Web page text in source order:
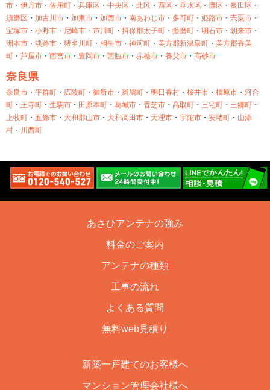
市 ・ 伊丹市 ・ 佐用町 ・ 兵庫区 ・ 中央区 ・ 北区 ・ 西区 ・ 垂水区 ・ 灘区 ・ 長田区 ・
須磨区 ・ 加古川市 ・ 加東市 ・ 加西市 ・ 南あわじ市 ・ 多可町 ・ 姫路市 ・ 宍粟市 ・
宝塚市 ・ 小野市・ 尼崎市・ 市川町 ・ 揖保郡太子町 ・ 播磨町 ・ 明石市 ・ 朝来市 ・
洲本市 ・ 淡路市 ・ 猪名川町 ・ 相生市 ・ 神河町 ・ 美方郡新温泉町 ・ 美方郡香美
町 ・ 芦屋市 ・ 西宮市 ・ 豊岡市 ・ 西脇市 ・ 赤穂市 ・ 養父市 ・ 高砂市
奈良県
奈良市 ・ 平群町 ・ 広陵町 ・ 御所市 ・ 斑鳩町 ・ 明日香村 ・ 桜井市 ・ 橿原市 ・ 河合
町 ・ 王寺町 ・ 生駒市 ・ 田原本町 ・ 葛城市 ・ 香芝市 ・ 高取町 ・ 三宅町 ・ 三郷町 ・
上牧町 ・ 五條市 ・ 大和郡山市 ・ 大和高田市 ・ 天理市 ・ 宇陀市 ・ 安堵町 ・ 山添
村 ・ 川西町
あさひアンテナの強み
料金のご案内
アンテナの種類
工事の流れ
よくある質問
無料web見積り
新築一戸建てのお客様へ
マンション管理会社様へ